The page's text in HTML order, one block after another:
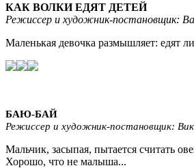
КАК ВОЛКИ ЕДЯТ ДЕТЕЙ
Режиссер и художник-постановщик:
Маленькая девочка размышляет: едят
БАЮ-БАЙ
Режиссер и художник-постановщик:
Мальчик, засыпая, пытается считать
Хорошо, что не малыша...